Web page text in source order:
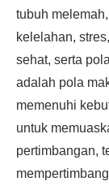
tubuh
kelelahan,
sehat, serta
adalah pola
memenuhi
untuk
pertimbangan,